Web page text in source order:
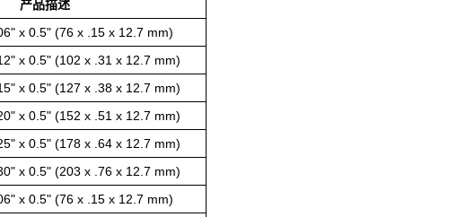
产品描述
x 0.5" (76 x .15 x 12.7 mm)
x 0.5" (102 x .31 x 12.7 mm)
x 0.5" (127 x .38 x 12.7 mm)
x 0.5" (152 x .51 x 12.7 mm)
x 0.5" (178 x .64 x 12.7 mm)
x 0.5" (203 x .76 x 12.7 mm)
x 0.5" (76 x .15 x 12.7 mm)